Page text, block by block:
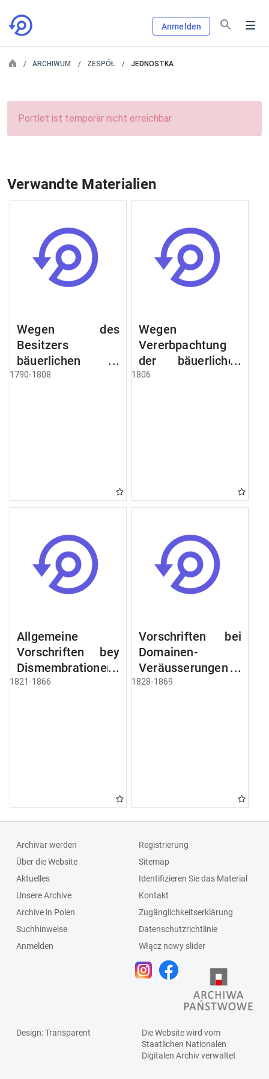
Anmelden
ARCHIWUM ZESPÓŁ JEDNOSTKA
Portlet ist temporär nicht erreichbar.
Verwandte Materialien
Wegen des
Besitzers
bäuerlichen
Grundstücke, den
1790-1808
Wegen
Vererbpachtung
der bäuerlichen
Grundstücke und
1806
Allgemeine
Vorschriften bey
Dismembrationen
Domainen-
1821-1866
Vorschriften bei
Domainen-
Veräusserungen
und
1828-1869
Archivar werden
Über die Website
Aktuelles
Unsere Archive
Archive in Polen
Suchhinweise
Anmelden
Registrierung
Sitemap
Identifizieren Sie das Material
Kontakt
Zugänglichkeitserklärung
Datenschutzrichtlinie
Włącz nowy slider
Design: Transparent
Die Website wird vom
Staatlichen Nationalen
Digitalen Archivverwaltet